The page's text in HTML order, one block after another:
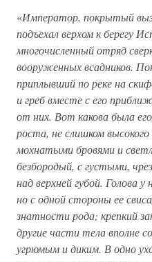
«Император, покрытый
подъехал верхом к берегу
многочисленный отряд
вооруженных всадников.
приплывший по реке на
и греб вместе с его
от них. Вот какова была
роста, не слишком высокого
мохнатыми бровями и
безбородый, с густыми,
над верхней губой. Голова у
но с одной стороны ее
знатности рода; крепкий
другие части тела вполне
угрюмым и диким. В одно